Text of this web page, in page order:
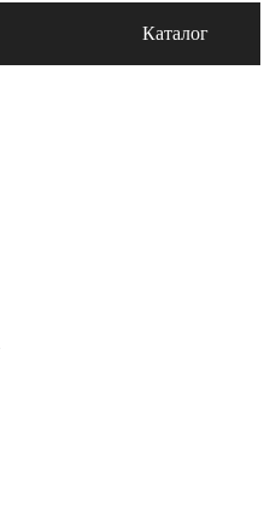
Каталог